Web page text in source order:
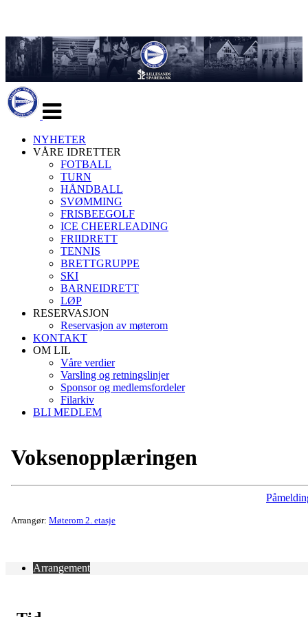
navigasjon
NYHETER
VÅRE IDRETTER
FOTBALL
TURN
HÅNDBALL
SVØMMING
FRISBEEGOLF
ICE CHEERLEADING
FRIIDRETT
TENNIS
BRETTGRUPPE
SKI
BARNEIDRETT
LØP
RESERVASJON
Reservasjon av møterom
KONTAKT
OM LIL
Våre verdier
Varsling og retningslinjer
Sponsor og medlemsfordeler
Filarkiv
BLI MEDLEM
Voksenopplæringen
Arrangør: Møterom 2. etasje
Arrangement